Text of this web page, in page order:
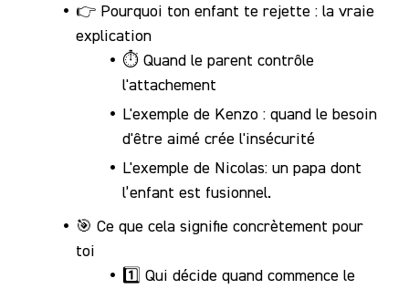
👉 Pourquoi ton enfant te rejette : la vraie
explication
⏱️ Quand le parent contrôle
l'attachement
L'exemple de Kenzo : quand le besoin
d'être aimé crée l'insécurité
L'exemple de Nicolas: un papa dont
l’enfant est fusionnel.
🎯 Ce que cela signifie concrètement pour
toi
1️⃣ Qui décide quand commence le